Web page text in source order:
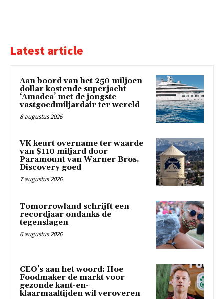
Latest article
Aan boord van het 250 miljoen
dollar kostende superjacht
‘Amadea’ met de jongste
vastgoedmiljardair ter wereld
8 augustus 2026
VK keurt overname ter waarde
van $110 miljard door
Paramount van Warner Bros.
Discovery goed
7 augustus 2026
Tomorrowland schrijft een
recordjaar ondanks de
tegenslagen
6 augustus 2026
CEO’s aan het woord: Hoe
Foodmaker de markt voor
gezonde kant-en-
klaarmaaltijden wil veroveren